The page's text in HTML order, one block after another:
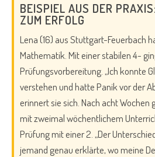
BEISPIEL AUS DER
ZUM ERFOLG
Lena (16) aus Stuttgart-Feuerbach
Mathematik. Mit einer stabilen 4-
Prüfungsvorbereitung. „Ich konnte
verstehen und hatte Panik vor der
erinnert sie sich. Nach acht Wochen
mit zweimal wöchentlichem
Prüfung mit einer 2. „Der
jemand genau erklärte, wo meine